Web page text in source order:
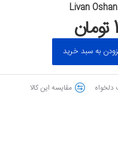
Livan
به سبد خرید
دلخواه مقایسه این کالا